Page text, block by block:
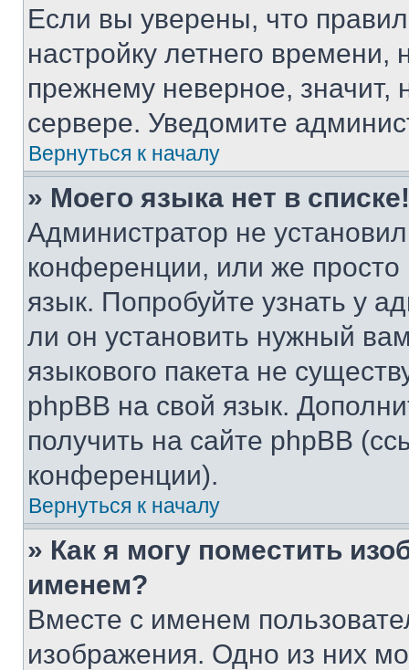
Если вы уверены, что
настройку летнего
прежнему неверное, значит,
сервере. Уведомите
Вернуться к началу
» Моего языка нет в списке!
Администратор не
конференции, или же
язык. Попробуйте узнать у
ли он установить нужный
языкового пакета не
phpBB на свой язык.
получить на сайте phpBB
конференции).
Вернуться к началу
» Как я могу поместить
именем?
Вместе с именем
изображения. Одно из них